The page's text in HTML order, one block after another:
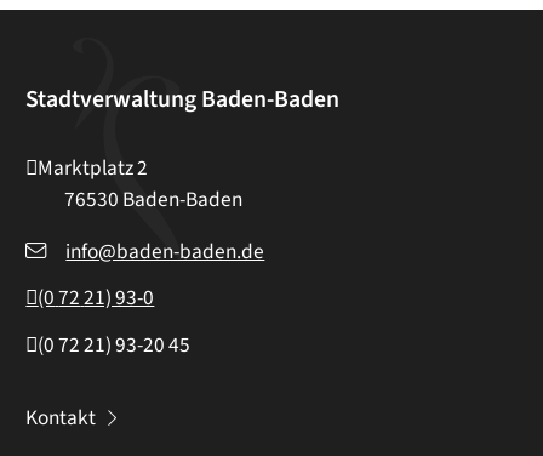
Stadtverwaltung Baden-Baden
Marktplatz 2
76530 Baden-Baden
info@baden-baden.de
(07221) 93-0
(07221) 93-2045
Kontakt